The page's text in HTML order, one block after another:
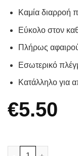
Καμία διαρροή
Εύκολο στον
Πλήρως
Εσωτερικό
Κατάλληλο για
€5.50
Shaker 600ml